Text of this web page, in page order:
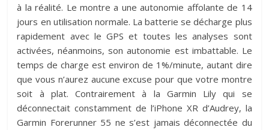
à la réalité. Le montre a une autonomie affolante de 14
jours en utilisation normale. La batterie se décharge plus
rapidement avec le GPS et toutes les analyses sont
activées, néanmoins, son autonomie est imbattable. Le
temps de charge est environ de 1%/minute, autant dire
que vous n’aurez aucune excuse pour que votre montre
soit à plat. Contrairement à la Garmin Lily qui se
déconnectait constamment de l’iPhone XR d’Audrey, la
Garmin Forerunner 55 ne s’est jamais déconnectée du